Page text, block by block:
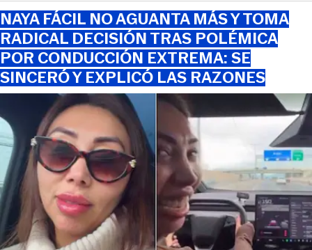
NAYA FÁCIL NO AGUANTA MÁS Y TOMA
RADICAL DECISIÓN TRAS POLÉMICA
POR CONDUCCIÓN EXTREMA: SE
SINCERÓ Y EXPLICÓ LAS RAZONES